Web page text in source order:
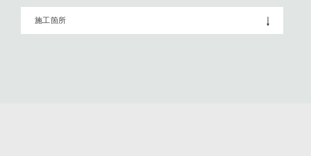
施工箇所